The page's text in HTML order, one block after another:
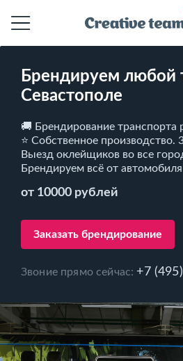
Брендируем любой
Севастополе
🚚 Брендирование транспорта
⭐ Собственное производство.
Выезд оклейщиков во все
Брендируем всё от
от 10000 рублей
Заказать брендирование
Звоние прямо сейчас: +7